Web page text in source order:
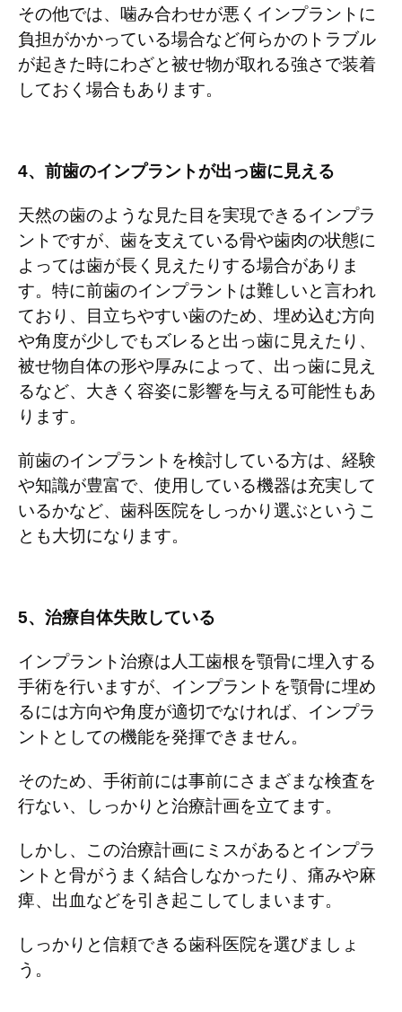
その他では、噛み合わせが悪くインプラントに
負担がかかっている場合など何らかのトラブル
が起きた時にわざと被せ物が取れる強さで装着
しておく場合もあります。
4、前歯のインプラントが出っ歯に見える
天然の歯のような見た目を実現できるインプラ
ントですが、歯を支えている骨や歯肉の状態に
よっては歯が長く見えたりする場合がありま
す。特に前歯のインプラントは難しいと言われ
ており、目立ちやすい歯のため、埋め込む方向
や角度が少しでもズレると出っ歯に見えたり、
被せ物自体の形や厚みによって、出っ歯に見え
るなど、大きく容姿に影響を与える可能性もあ
ります。
前歯のインプラントを検討している方は、経験
や知識が豊富で、使用している機器は充実して
いるかなど、歯科医院をしっかり選ぶというこ
とも大切になります。
5、治療自体失敗している
インプラント治療は人工歯根を顎骨に埋入する
手術を行いますが、インプラントを顎骨に埋め
るには方向や角度が適切でなければ、インプラ
ントとしての機能を発揮できません。
そのため、手術前には事前にさまざまな検査を
行ない、しっかりと治療計画を立てます。
しかし、この治療計画にミスがあるとインプラ
ントと骨がうまく結合しなかったり、痛みや麻
痺、出血などを引き起こしてしまいます。
しっかりと信頼できる歯科医院を選びましょ
う。